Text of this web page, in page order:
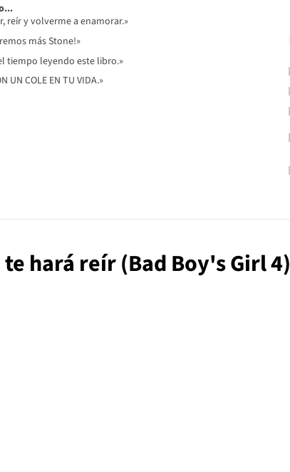
reír y volverme a enamorar.»
más Stone!»
tiempo leyendo este libro.»
COLE EN TU VIDA.»
hará reír (Bad Boy's Girl 4)